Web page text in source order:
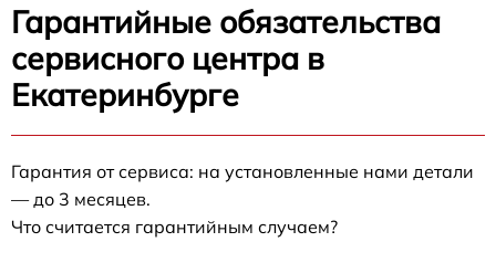
Гарантийные обязательства
сервисного центра в
Екатеринбурге
Гарантия от сервиса: на установленные нами детали
— до 3 месяцев.
Что считается гарантийным случаем?